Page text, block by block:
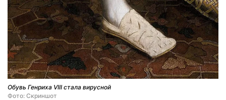
Обувь Генриха VIII стала вирусной
Фото: Скриншот